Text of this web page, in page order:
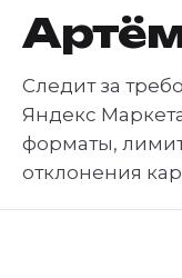
Следит за
Яндекс
форматы,
отклонения